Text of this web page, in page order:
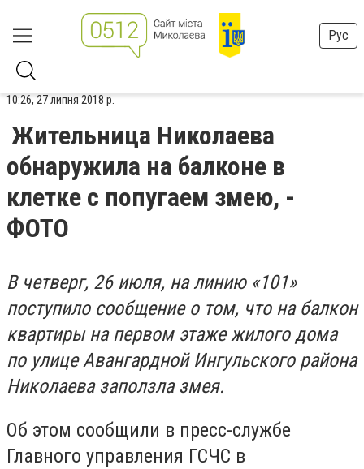
Рус
10:26, 27 липня 2018 р.
Жительница Николаева
обнаружила на балконе в
клетке с попугаем змею, -
ФОТО
В четверг, 26 июля, на линию «101»
поступило сообщение о том, что на балкон
квартиры на первом этаже жилого дома
по улице Авангардной Ингульского района
Николаева заползла змея.
Об этом сообщили в пресс-службе
Главного управления ГСЧС в